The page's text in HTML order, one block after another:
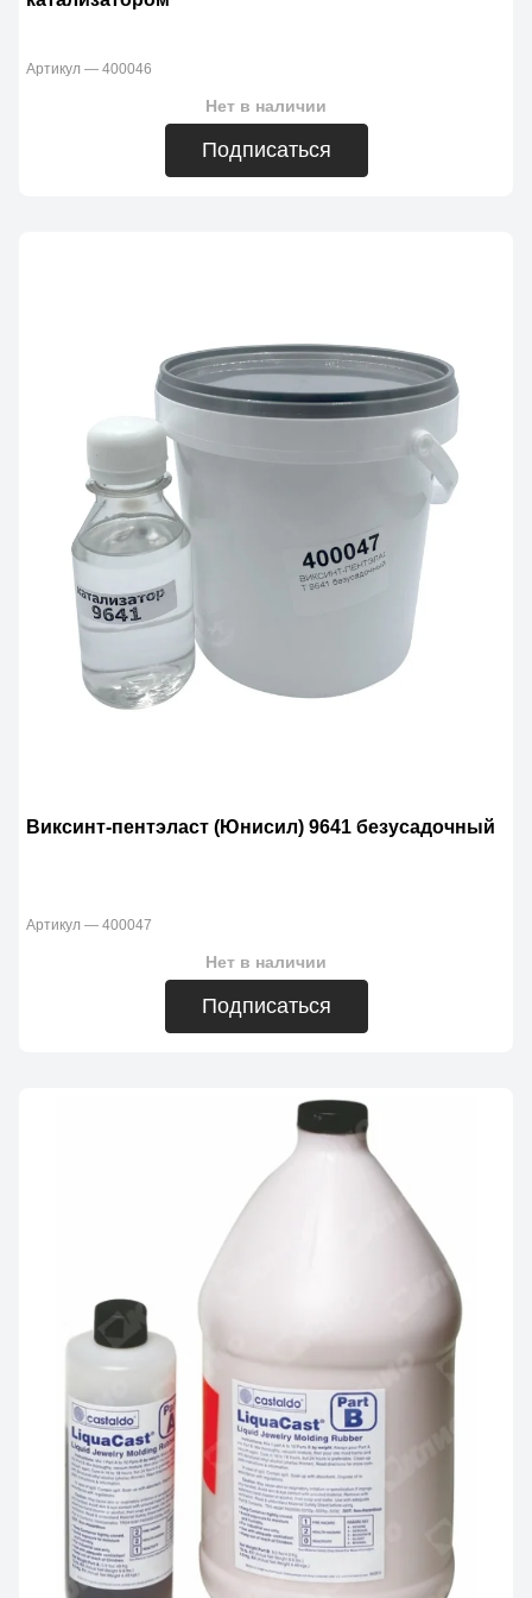
Артикул — 400046
Нет в наличии
Подписаться
Виксинт-пентэласт (Юнисил) 9641 безусадочный
Артикул — 400047
Нет в наличии
Подписаться